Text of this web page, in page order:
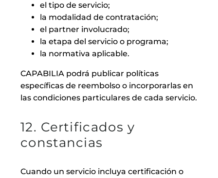
el tipo de servicio;
la modalidad de contratación;
el partner involucrado;
la etapa del servicio o programa;
la normativa aplicable.
CAPABILIA podrá publicar políticas
específicas de reembolso o incorporarlas en
las condiciones particulares de cada servicio.
12. Certificados y
constancias
Cuando un servicio incluya certificación o